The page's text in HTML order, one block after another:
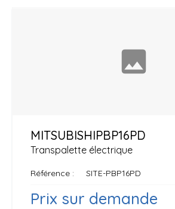
Transpalette électrique
MITSUBISHIPBP16PD
Référence SITE-PBP16PD
Prix sur demande